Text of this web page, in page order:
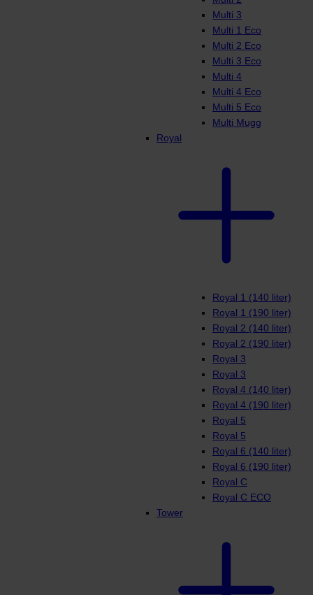
Multi 3
Multi 1 Eco
Multi 2 Eco
Multi 3 Eco
Multi 4
Multi 4 Eco
Multi 5 Eco
Multi Mugg
Royal
Royal 1 (140 liter)
Royal 1 (190 liter)
Royal 2 (140 liter)
Royal 2 (190 liter)
Royal 3
Royal 3
Royal 4 (140 liter)
Royal 4 (190 liter)
Royal 5
Royal 5
Royal 6 (140 liter)
Royal 6 (190 liter)
Royal C
Royal C ECO
Tower